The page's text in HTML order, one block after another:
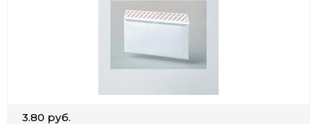
3.80 руб.